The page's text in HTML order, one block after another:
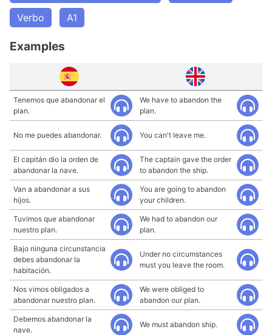
Verbo
A1
Examples
Tenemos que abandonar el
plan.
We have to abandon the
plan.
No me puedes abandonar. You can't leave me.
El capitán dio la orden de
abandonar la nave.
The captain gave the order
to abandon the ship.
Van a abandonar a sus
hijos.
You are going to abandon
your children.
Tuvimos que abandonar
nuestro plan.
We had to abandon our
plan.
Bajo ninguna circunstancia
debes abandonar la
habitación.
Under no circumstances
must you leave the room.
Nos vimos obligados a
abandonar nuestro plan.
We were obliged to
abandon our plan.
Debemos abandonar la
nave.
We must abandon ship.